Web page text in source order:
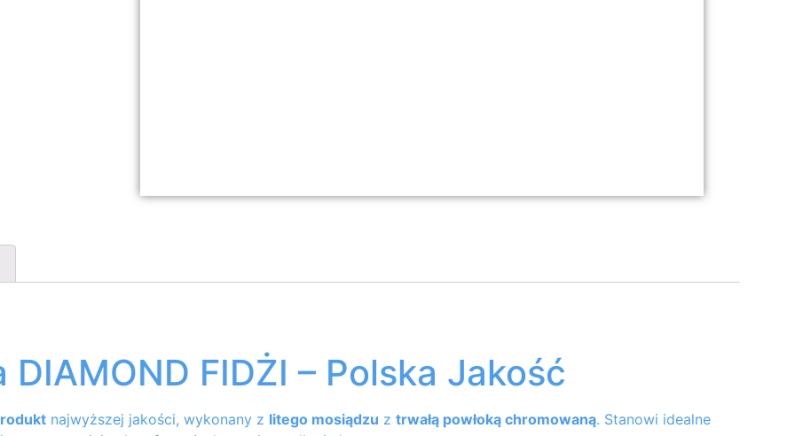
FIDŻI – Polska Jakość
najwyższej jakości, wykonany z litego mosiądzu z trwałą powłoką chromowaną. Stanowi idealne